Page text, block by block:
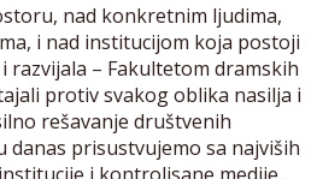
nad konkretnim ljudima,
i nad institucijom koja postoji
razvijala – Fakultetom dramskih
protiv svakog oblika nasilja i
rešavanje društvenih
danas prisustvujemo sa najviših
i kontrolisane medije,